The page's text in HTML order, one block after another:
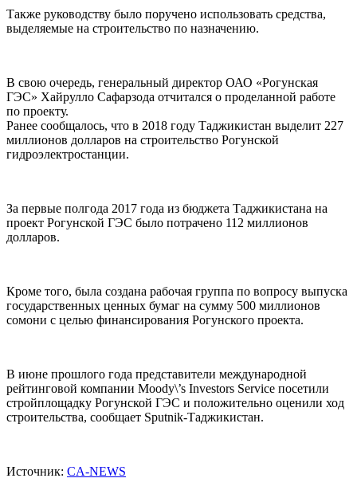
Также руководству было поручено использовать средства,
выделяемые на строительство по назначению.
В свою очередь, генеральный директор ОАО «Рогунская
ГЭС» Хайрулло Сафарзода отчитался о проделанной работе
по проекту.
Ранее сообщалось, что в 2018 году Таджикистан выделит 227
миллионов долларов на строительство Рогунской
гидроэлектростанции.
За первые полгода 2017 года из бюджета Таджикистана на
проект Рогунской ГЭС было потрачено 112 миллионов
долларов.
Кроме того, была создана рабочая группа по вопросу выпуска
государственных ценных бумаг на сумму 500 миллионов
сомони с целью финансирования Рогунского проекта.
В июне прошлого года представители международной
рейтинговой компании Moody\’s Investors Service посетили
стройплощадку Рогунской ГЭС и положительно оценили ход
строительства, сообщает Sputnik-Таджикистан.
Источник: CA-NEWS